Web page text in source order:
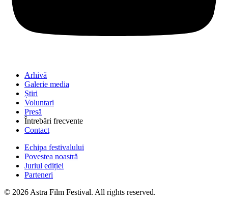
Arhivă
Galerie media
Știri
Voluntari
Presă
Întrebări frecvente
Contact
Echipa festivalului
Povestea noastră
Juriul ediției
Parteneri
© 2026 Astra Film Festival. All rights reserved.